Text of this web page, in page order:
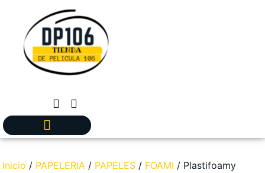
Inicio / PAPELERIA / PAPELES / FOAMI / Plastifoamy